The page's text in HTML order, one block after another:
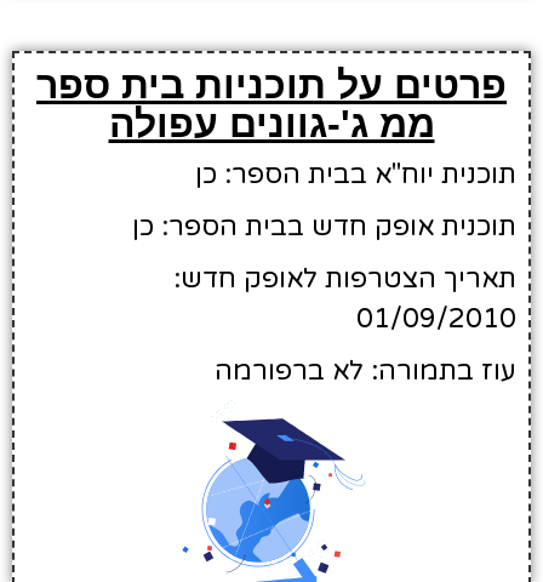
פרטים על תוכניות בית ספר
ממ ג'-גוונים עפולה
תוכנית יוח"א בבית הספר: כן
תוכנית אופק חדש בבית הספר: כן
תאריך הצטרפות לאופק חדש:
01/09/2010
עוז בתמורה: לא ברפורמה